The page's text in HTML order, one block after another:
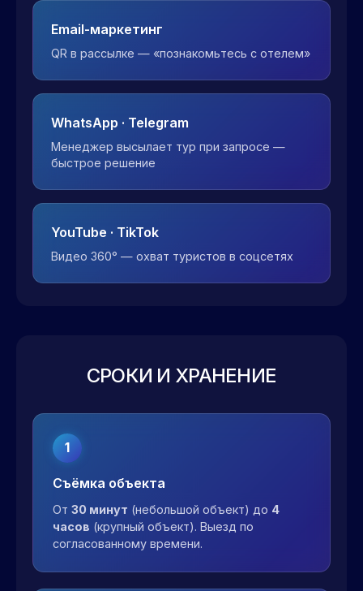
Email-маркетинг
QR в рассылке — «познакомьтесь с отелем»
WhatsApp · Telegram
Менеджер высылает тур при запросе —
быстрое решение
YouTube · TikTok
Видео 360° — охват туристов в соцсетях
СРОКИ И ХРАНЕНИЕ
1
Съёмка объекта
От 30 минут (небольшой объект) до 4
часов (крупный объект). Выезд по
согласованному времени.